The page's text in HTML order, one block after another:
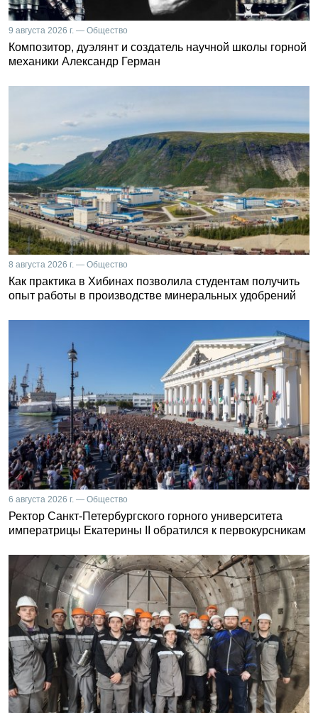
9 августа 2026 г. — Общество
Композитор, дуэлянт и создатель научной школы горной
механики Александр Герман
8 августа 2026 г. — Общество
Как практика в Хибинах позволила студентам получить
опыт работы в производстве минеральных удобрений
6 августа 2026 г. — Общество
Ректор Санкт-Петербургского горного университета
императрицы Екатерины II обратился к первокурсникам